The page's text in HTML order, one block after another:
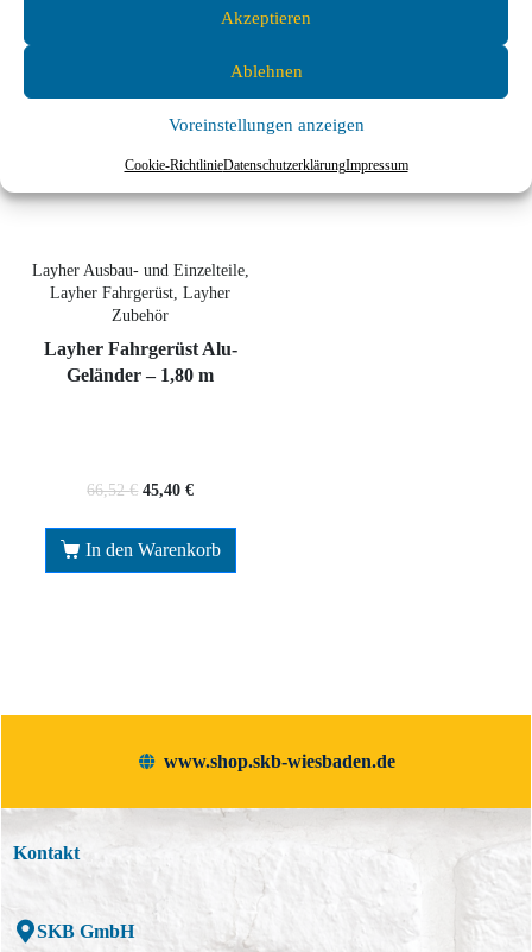
Akzeptieren
Ablehnen
Voreinstellungen anzeigen
Cookie-RichtlinieDatenschutzerklärungImpressum
Layher Ausbau- und Einzelteile,
Layher Fahrgerüst, Layher
Zubehör
Layher Fahrgerüst Alu-
Geländer – 1,80 m
66,52€ 45,40€
In den Warenkorb
www.shop.skb-wiesbaden.de
Kontakt
SKB GmbH